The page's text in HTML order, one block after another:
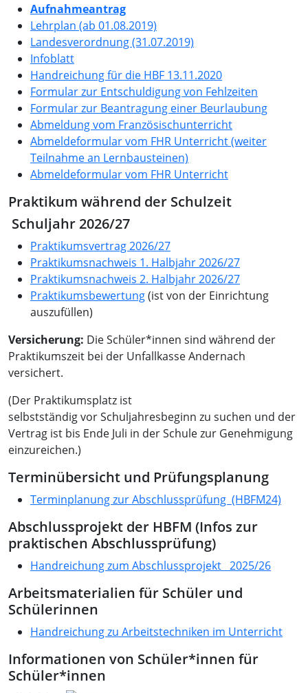
Aufnahmeantrag
Lehrplan (ab 01.08.2019)
Landesverordnung (31.07.2019)
Infoblatt
Handreichung für die HBF 13.11.2020
Formular zur Entschuldigung von Fehlzeiten
Formular zur Beantragung einer Beurlaubung
Abmeldung vom Französischunterricht
Abmeldeformular vom FHR Unterricht (weiter
Teilnahme an Lernbausteinen)
Abmeldeformular vom FHR Unterricht
Praktikum während der Schulzeit
Schuljahr 2026/27
Praktikumsvertrag 2026/27
Praktikumsnachweis 1. Halbjahr 2026/27
Praktikumsnachweis 2. Halbjahr 2026/27
Praktikumsbewertung(ist von der Einrichtung
auszufüllen)
Versicherung: Die Schüler*innen sind während der
Praktikumszeit bei der Unfallkasse Andernach
versichert.
(Der Praktikumsplatz ist
selbstständig vor Schuljahresbeginn zu suchen und der
Vertrag ist bis Ende Juli in der Schule zur Genehmigung
einzureichen.)
Terminübersicht und Prüfungsplanung
Terminplanung zur Abschlussprüfung (HBFM24)
Abschlussprojekt der HBFM (Infos zur
praktischen Abschlussprüfung)
Handreichung zum Abschlussprojekt 2025/26
Arbeitsmaterialien für Schüler und
Schülerinnen
Handreichung zu Arbeitstechniken im Unterricht
Informationen von Schüler*innen für
Schüler*innen